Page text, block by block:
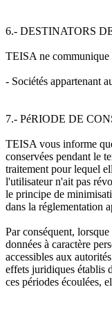
6.- DESTINATORS
TEISA ne communique
- Sociétés appartenant
7.- PéRIODE DE
TEISA vous informe
conservées pendant le
traitement pour lequel
l'utilisateur n'ait pas
le principe de
dans la réglementation
Par conséquent,
données à caractère
accessibles aux
effets juridiques établis
ces périodes écoulées,